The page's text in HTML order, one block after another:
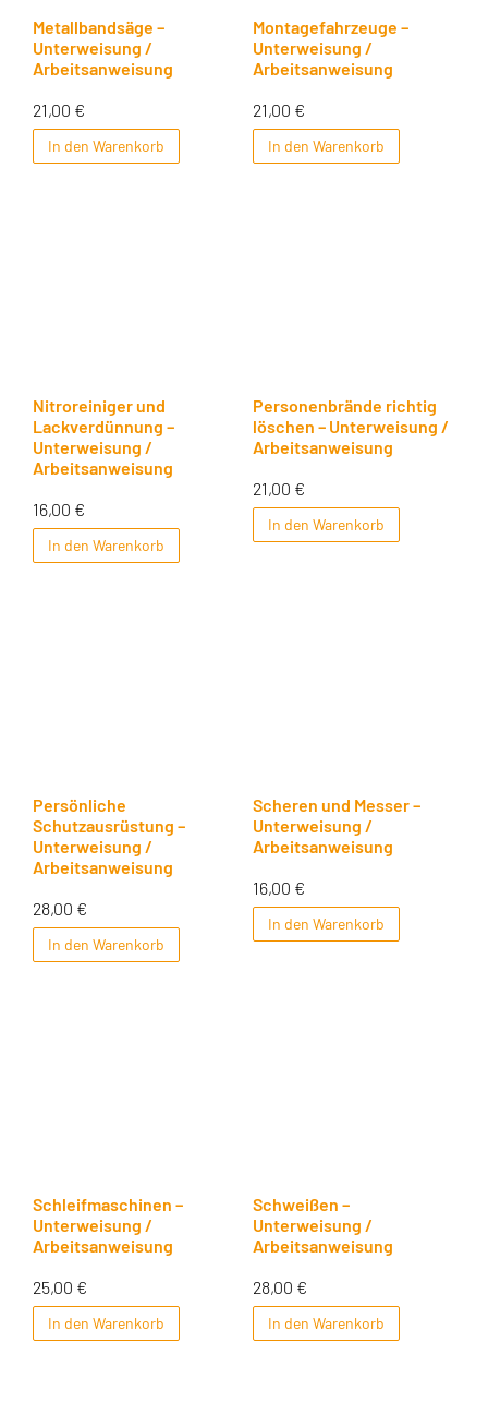
Metallbandsäge –
Unterweisung /
Arbeitsanweisung
21,00 €
In den Warenkorb
Montagefahrzeuge –
Unterweisung /
Arbeitsanweisung
21,00 €
In den Warenkorb
Nitroreiniger und
Lackverdünnung –
Unterweisung /
Arbeitsanweisung
16,00 €
In den Warenkorb
Personenbrände richtig
löschen – Unterweisung /
Arbeitsanweisung
21,00 €
In den Warenkorb
Persönliche
Schutzausrüstung –
Unterweisung /
Arbeitsanweisung
28,00 €
In den Warenkorb
Scheren und Messer –
Unterweisung /
Arbeitsanweisung
16,00 €
In den Warenkorb
Schleifmaschinen –
Unterweisung /
Arbeitsanweisung
25,00 €
In den Warenkorb
Schweißen –
Unterweisung /
Arbeitsanweisung
28,00 €
In den Warenkorb